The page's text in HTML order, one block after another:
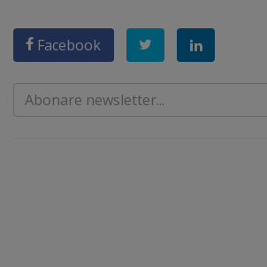
Facebook